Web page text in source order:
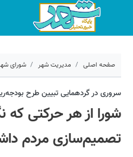
صفحه اصلی مدیریت شهر شورای
کد مطلب:29827
سروری در گردهمایی تبیین طرح
شورا از هر حرکتی که
تصمیم‌سازی مردم